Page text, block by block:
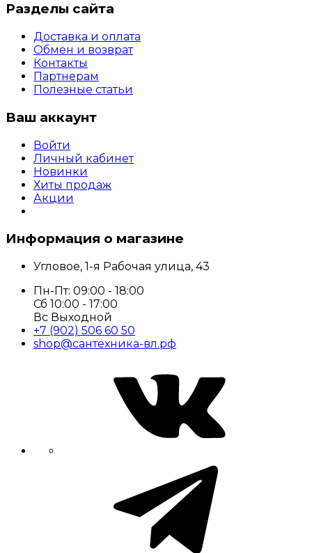
Разделы сайта
Доставка и оплата
Обмен и возврат
Контакты
Партнерам
Полезные статьи
Ваш аккаунт
Войти
Личный кабинет
Новинки
Хиты продаж
Акции
Информация о магазине
Угловое, 1-я Рабочая улица, 43
Пн-Пт: 09:00 - 18:00
Сб 10:00 - 17:00
Вс Выходной
+7 (902) 506 60 50
shop@сантехника-вл.рф